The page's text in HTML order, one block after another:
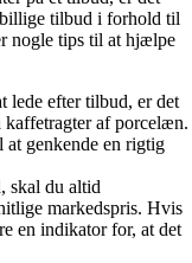
tilbud i forhold til
nogle tips til at hjælpe
lede efter tilbud, er det
af porcelæn.
at genkende en rigtig
skal du altid
markedspris. Hvis
en indikator for, at det